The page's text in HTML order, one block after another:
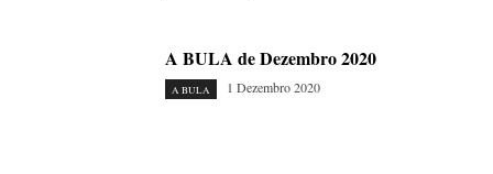
A BULA de Dezembro 2020
A BULA 1 Dezembro 2020